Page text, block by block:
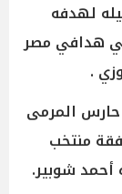
لهدفه
هدافي مصر
.
المرمى
4 مباريات رفقة منتخب
شوبير.